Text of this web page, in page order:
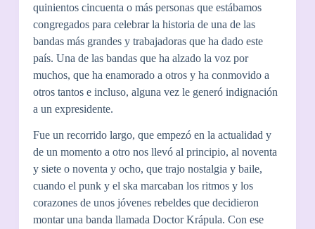
quinientos cincuenta o más personas que estábamos
congregados para celebrar la historia de una de las
bandas más grandes y trabajadoras que ha dado este
país. Una de las bandas que ha alzado la voz por
muchos, que ha enamorado a otros y ha conmovido a
otros tantos e incluso, alguna vez le generó indignación
a un expresidente.
Fue un recorrido largo, que empezó en la actualidad y
de un momento a otro nos llevó al principio, al noventa
y siete o noventa y ocho, que trajo nostalgia y baile,
cuando el punk y el ska marcaban los ritmos y los
corazones de unos jóvenes rebeldes que decidieron
montar una banda llamada Doctor Krápula. Con ese